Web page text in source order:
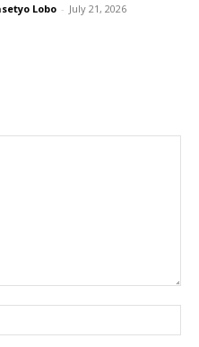
Lobo - July 21, 2026